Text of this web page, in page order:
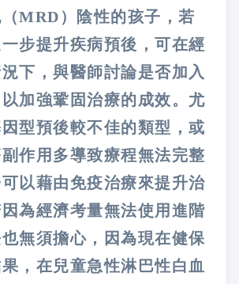
MRD）陰性的孩子，若
步提升疾病預後，可在經
下，與醫師討論是否加入
加強鞏固治療的成效。尤
型預後較不佳的類型，或
作用多導致療程無法完整
以藉由免疫治療來提升治
為經濟考量無法使用進階
無須擔心，因為現在健保
，在兒童急性淋巴性白血